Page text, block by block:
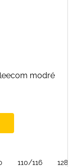
modré
110/116 128/